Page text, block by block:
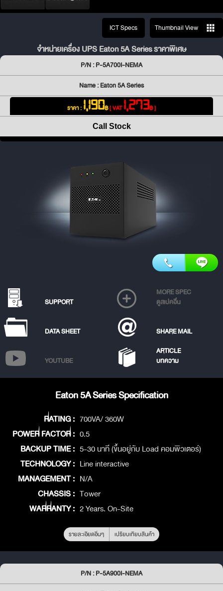
ICT Specs Thumbnail View
จำหน่ายเครื่อง UPS Eaton 5A Series ราคาพิเศษ
P/N : P-5A700I-NEMA
Name : Eaton 5A Series
ราคา : 1,190฿[ VAT1,273฿ ]
Call Stock
SUPPORT
MORE SPEC
ดูสเปคอื่น
DATA SHEET SHARE MAIL
YOUTUBE
ARTICLE
บทความ
Eaton 5A Series Specification
RATING : 700VA/ 360W
POWER FACTOR : 0.5
BACKUP TIME : 5-30 นาที (ขึ้นอยู่กับ Load คอมพิวเตอร์)
TECHNOLOGY : Line interactive
MANAGEMENT : N/A
CHASSIS : Tower
WARRANTY : 2 Years. On-Site
รายละเอียดอื่นๆ เปรียบเทียบสินค้า
P/N : P-5A900I-NEMA